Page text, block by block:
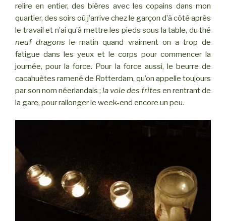
relire en entier, des bières avec les copains dans mon
quartier, des soirs où j’arrive chez le garçon d’à côté après
le travail et n’ai qu’à mettre les pieds sous la table, du thé
neuf dragonsle matin quand vraiment on a trop de
fatigue dans les yeux et le corps pour commencer la
journée, pour la force. Pour la force aussi, le beurre de
cacahuètes ramené de Rotterdam, qu’on appelle toujours
par son nom néerlandais ; la voie des frites en rentrant de
la gare, pour rallonger le week-end encore un peu.